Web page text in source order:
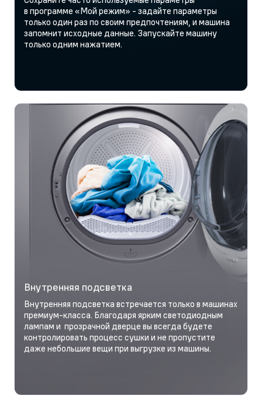
в программе «Мой режим» - задайте параметры
только один раз по своим предпочтениям, и машина
запомнит исходные данные. Запускайте машину
только одним нажатием.
Внутренняя подсветка
Внутренняя подсветка встречается только в машинах
премиум-класса. Благодаря ярким светодиодным
лампам и прозрачной дверце вы всегда будете
контролировать процесс сушки и не пропустите
даже небольшие вещи при выгрузке из машины.